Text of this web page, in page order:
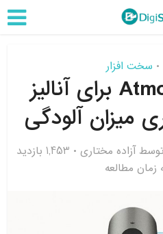
• سخت افزار
دستگاه Atmotube برای آنالیز
میزان آلودگی
آزاده مختاری
1,453 بازدید